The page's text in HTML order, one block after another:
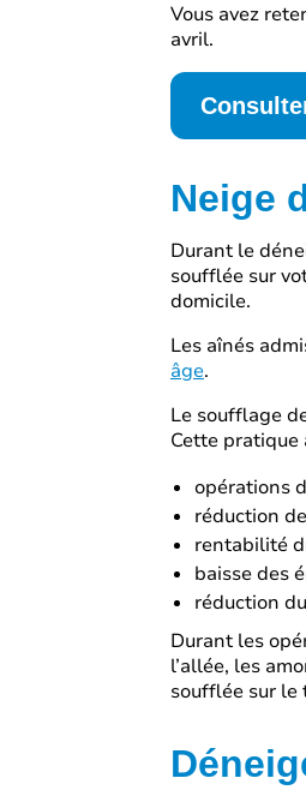
Vous avez
avril.
Neige
Durant le
soufflée sur
domicile.
Les aînés
âge.
Le soufflage
Cette pratique
opérations
réduction
rentabilité
baisse des
réduction
Durant les
l’allée, les
soufflée sur le